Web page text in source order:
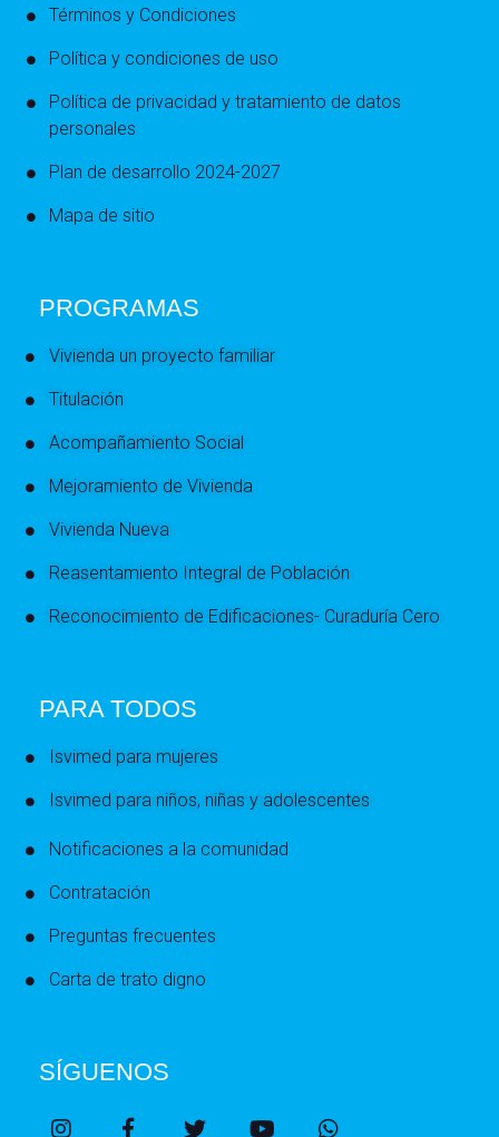
Términos y Condiciones
Política y condiciones de uso
Política de privacidad y tratamiento de datos
personales
Plan de desarrollo 2024-2027
Mapa de sitio
PROGRAMAS
Vivienda un proyecto familiar
Titulación
Acompañamiento Social
Mejoramiento de Vivienda
Vivienda Nueva
Reasentamiento Integral de Población
Reconocimiento de Edificaciones- Curaduría Cero
PARA TODOS
Isvimed para mujeres
Isvimed para niños, niñas y adolescentes
Notificaciones a la comunidad
Contratación
Preguntas frecuentes
Carta de trato digno
SÍGUENOS